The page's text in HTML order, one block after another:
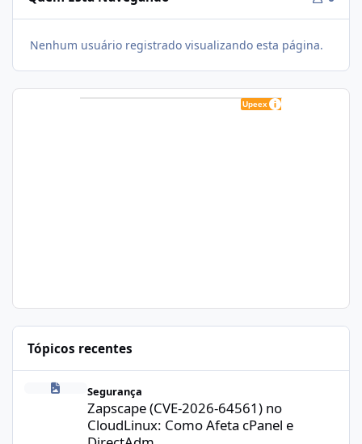
Nenhum usuário registrado visualizando esta página.
Tópicos recentes
Zapscape (CVE-2026-64561) no CloudLinux: Como Afeta cPanel
Segurança
Zapscape (CVE-2026-64561) no
CloudLinux: Como Afeta cPanel e